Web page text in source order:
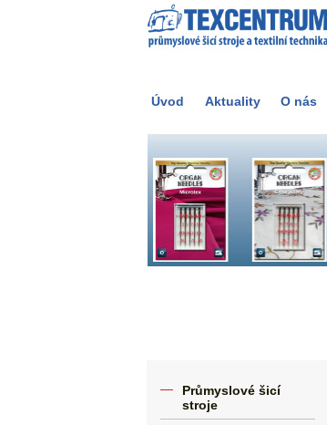
Úvod Aktuality O nás
Průmyslové šicí
stroje